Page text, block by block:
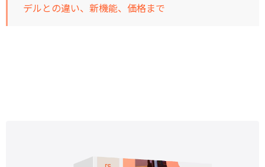
デルとの違い、新機能、価格まで